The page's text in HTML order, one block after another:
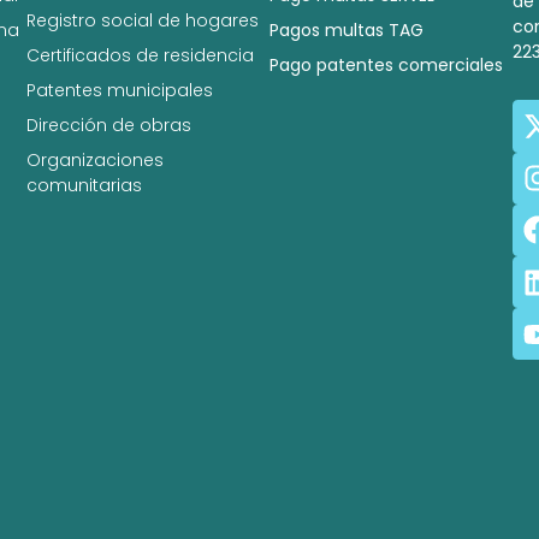
Pagos multas TAG
Pago patentes comerciales
Registro social de hogares
Certificados de residencia
Patentes municipales
Dirección de obras
Organizaciones
comunitarias